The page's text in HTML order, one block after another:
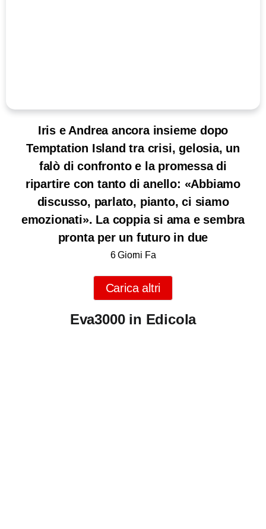
Iris e Andrea ancora insieme dopo
Temptation Island tra crisi, gelosia, un
falò di confronto e la promessa di
ripartire con tanto di anello: «Abbiamo
discusso, parlato, pianto, ci siamo
emozionati». La coppia si ama e sembra
pronta per un futuro in due
6 Giorni Fa
Carica altri
Eva3000 in Edicola